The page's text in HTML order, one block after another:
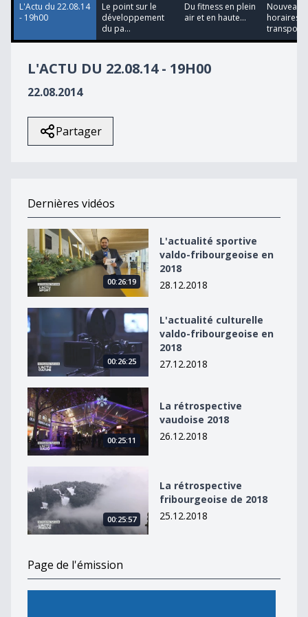
L'Actu du 22.08.14
- 19h00
Le point sur le
développement
du pa...
Du fitness en plein
air et en haute...
Nouveaux
horaires
transpor...
L'ACTU DU 22.08.14 - 19H00
22.08.2014
Partager
Dernières vidéos
L&#039;actualité sportive valdo-fribourgeoise en 2018
00:26:19
L'actualité sportive
valdo-fribourgeoise en
2018
28.12.2018
L&#039;actualité culturelle valdo-fribourgeoise en
00:26:25
L'actualité culturelle
valdo-fribourgeoise en
2018
27.12.2018
La rétrospective vaudoise 2018
00:25:11
La rétrospective
vaudoise 2018
26.12.2018
00:25:57
La rétrospective
fribourgeoise de 2018
25.12.2018
Page de l'émission